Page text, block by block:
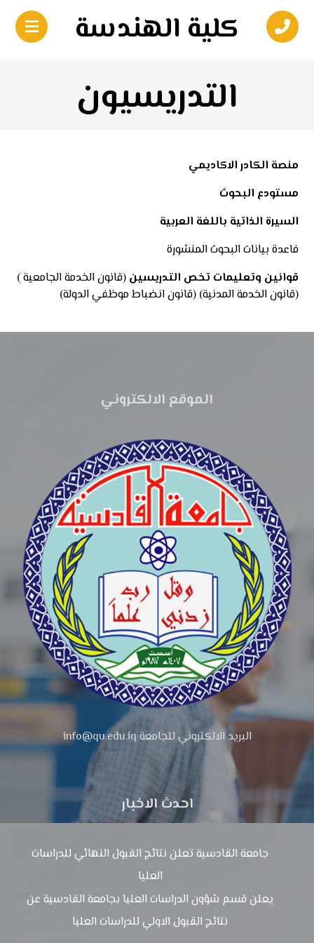
كلية الهندسة
التدريسيون
منصة الكادر الاكاديمي
مستودع البحوث
السيرة الذاتية باللغة العربية
فاعدة بيانات البحوث المنشورة
قوانين وتعليمات تخص التدريسين (قانون الخدمة الجامعية)
(قانون الخدمة المدنية) (قانون انضباط موظفي الدولة)
الموقع الالكتروني
البريد الالكتروني للجامعة info@qu.edu.iq
احدث الاخبار
جامعة القادسية تعلن نتائج القبول النهائي للدراسات
العليا
يعلن قسم شؤون الدراسات العليا بجامعة القادسية عن
نتائج القبول الاولي للدراسات العليا